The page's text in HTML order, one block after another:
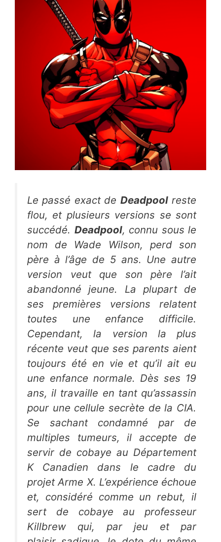
Le passé exact de Deadpoolreste
flou, et plusieurs versions se sont
succédé. Deadpool, connu sous le
nom de Wade Wilson, perd son
père à l’âge de 5 ans. Une autre
version veut que son père l’ait
abandonné jeune. La plupart de
ses premières versions relatent
toutes une enfance difficile.
Cependant, la version la plus
récente veut que ses parents aient
toujours été en vie et qu’il ait eu
une enfance normale. Dès ses 19
ans, il travaille en tant qu’assassin
pour une cellule secrète de la CIA.
Se sachant condamné par de
multiples tumeurs, il accepte de
servir de cobaye au Département
K Canadien dans le cadre du
projetArme X. L’expérience échoue
et, considéré comme un rebut, il
sert de cobaye au professeur
Killbrew qui, par jeu et par